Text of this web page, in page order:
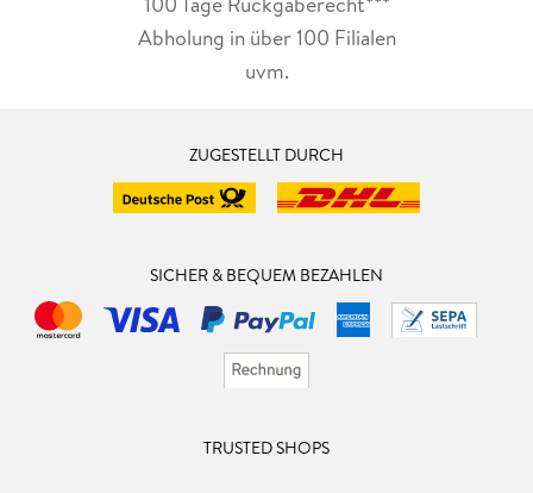
Abholung in über 100 Filialen
uvm.
ZUGESTELLT DURCH
SICHER & BEQUEM BEZAHLEN
TRUSTED SHOPS